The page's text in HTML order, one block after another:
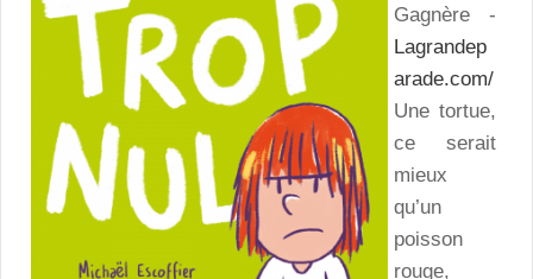
Gagnère -
Lagrandep
arade.com/
Une tortue,
ce serait
mieux
qu’un
poisson
rouge,